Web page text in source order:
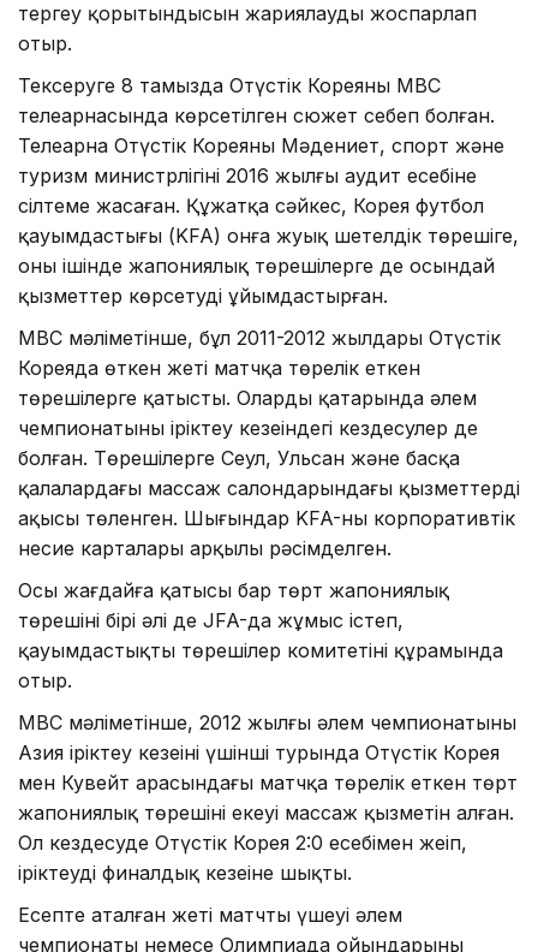
тергеу қорытындысын жариялауды жоспарлап
отыр.
Тексеруге 8 тамызда Оңтүстік Кореяның MBC
телеарнасында көрсетілген сюжет себеп болған.
Телеарна Оңтүстік Кореяның Мәдениет, спорт және
туризм министрлігінің 2016 жылғы аудит есебіне
сілтеме жасаған. Құжатқа сәйкес, Корея футбол
қауымдастығы (KFA) онға жуық шетелдік төрешіге,
оның ішінде жапониялық төрешілерге де осындай
қызметтер көрсетуді ұйымдастырған.
MBC мәліметінше, бұл 2011-2012 жылдары Оңтүстік
Кореяда өткен жеті матчқа төрелік еткен
төрешілерге қатысты. Олардың қатарында әлем
чемпионатының іріктеу кезеңіндегі кездесулер де
болған. Төрешілерге Сеул, Ульсан және басқа
қалалардағы массаж салондарындағы қызметтердің
ақысы төленген. Шығындар KFA-ның корпоративтік
несие карталары арқылы рәсімделген.
Осы жағдайға қатысы бар төрт жапониялық
төрешінің бірі әлі де JFA-да жұмыс істеп,
қауымдастықтың төрешілер комитетінің құрамында
отыр.
MBC мәліметінше, 2012 жылғы әлем чемпионатының
Азия іріктеу кезеңінің үшінші турында Оңтүстік Корея
мен Кувейт арасындағы матчқа төрелік еткен төрт
жапониялық төрешінің екеуі массаж қызметін алған.
Ол кездесуде Оңтүстік Корея 2:0 есебімен жеңіп,
іріктеудің финалдық кезеңіне шықты.
Есепте аталған жеті матчтың үшеуі әлем
чемпионаты немесе Олимпиада ойындарының